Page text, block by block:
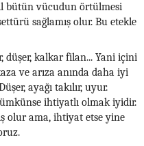
bütün vücudun örtülmesi
sağlamış olur. Bu etekle
düşer, kalkar filan... Yani içini
ve arıza anında daha iyi
ayağı takılır, uyur.
ihtiyatlı olmak iyidir.
olur ama, ihtiyat etse yine